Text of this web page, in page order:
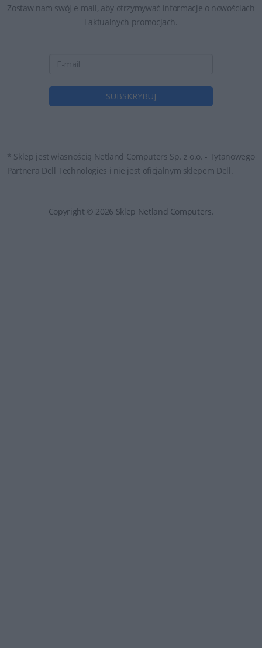
Zostaw nam swój e-mail, aby otrzymywać informacje o nowościach
i aktualnych promocjach.
* Sklep jest własnością Netland Computers Sp. z o.o. - Tytanowego
Partnera Dell Technologies i nie jest oficjalnym sklepem Dell.
Copyright © 2026 Sklep Netland Computers.